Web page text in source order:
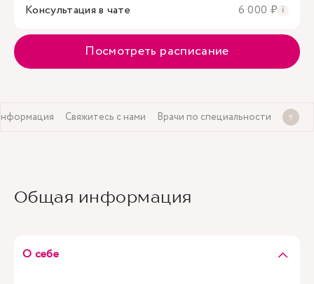
Консультация в чате 6 000 ₽ i
Посмотреть расписание
Свяжитесь с нами Врачи по специальности
Общая информация
О себе